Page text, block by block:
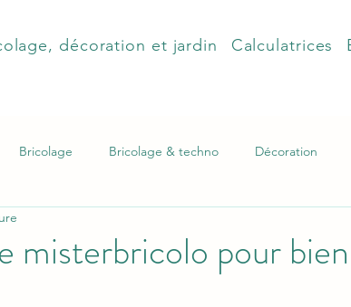
décoration et jardin Calculatrices
Bricolage Bricolage & techno Décoration
misterbricolo pour